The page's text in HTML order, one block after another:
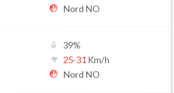
Nord NO
39%
25-31 Km/h
Nord NO